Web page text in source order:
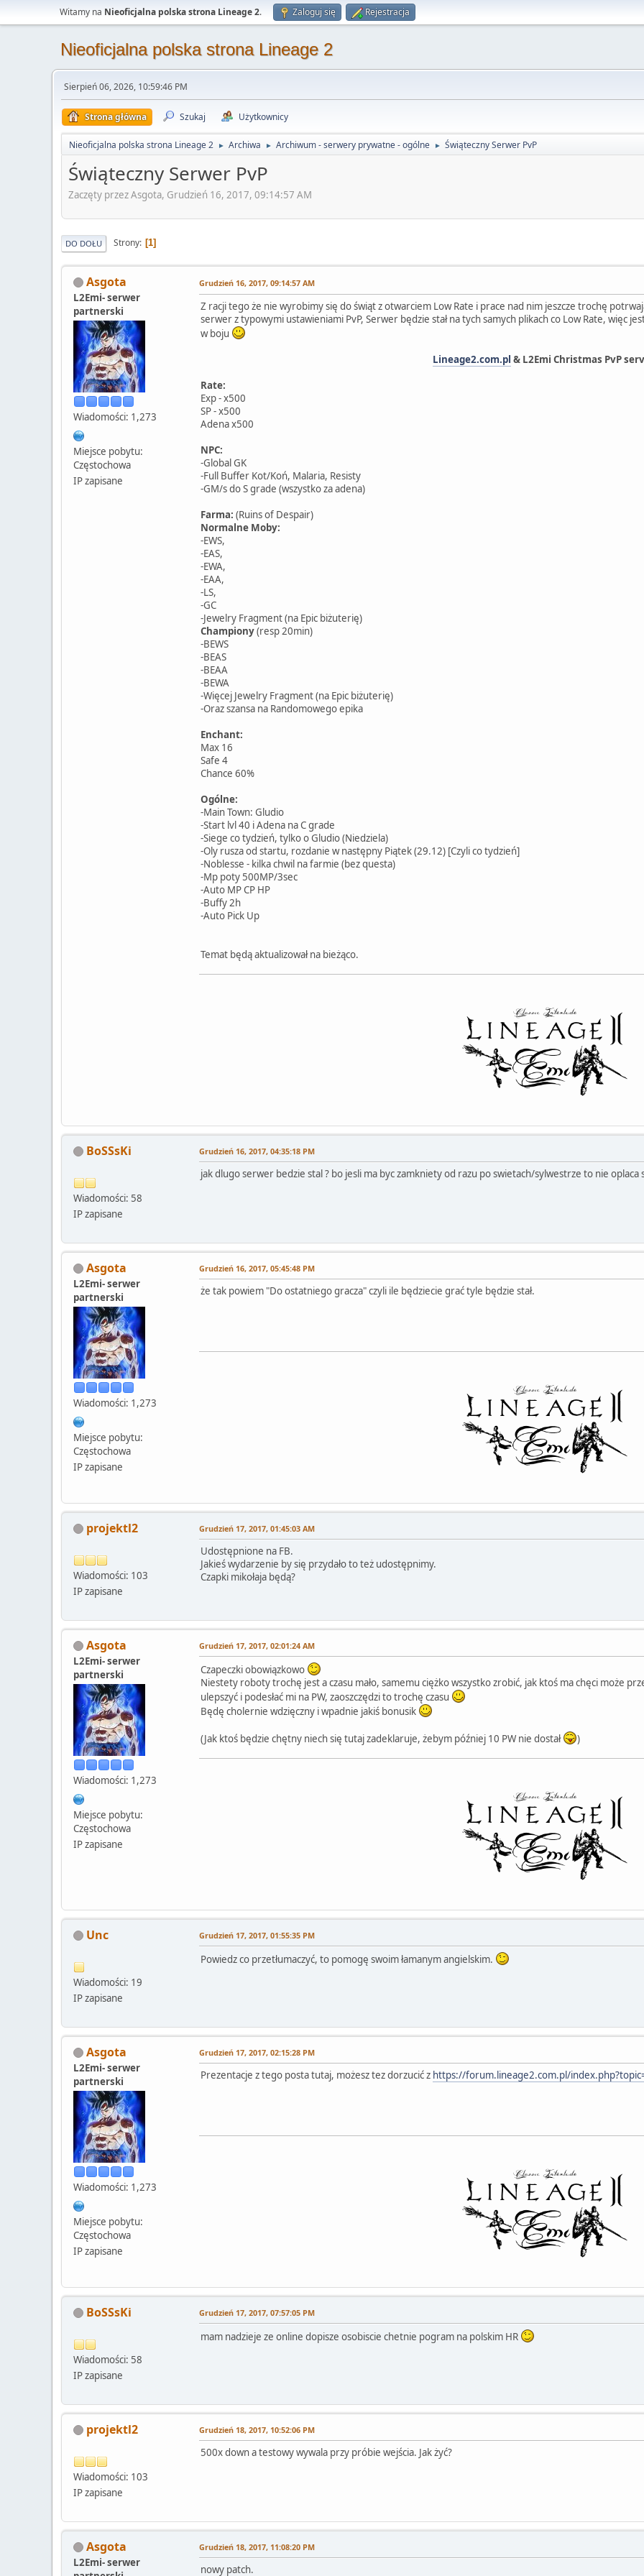
Witamy na Nieoficjalna polska strona Lineage 2. Zaloguj się Rejestracja
Nieoficjalna polska strona Lineage 2
Sierpień 06, 2026, 10:59:46 PM
Strona główna Szukaj Użytkownicy
Nieoficjalna polska strona Lineage 2 ► Archiwa ► Archiwum - serwery prywatne - ogólne ► Świąteczny Serwer PvP
Świąteczny Serwer PvP
Zaczęty przez Asgota, Grudzień 16, 2017, 09:14:57 AM
DO DOŁU Strony 1
Asgota
L2Emi- serwer
partnerski
Wiadomości: 1,273
Miejsce pobytu:
Częstochowa
IP zapisane
Grudzień 16, 2017, 09:14:57 AM
Z racji tego że nie wyrobimy się do świąt z otwarciem Low Rate i prace nad nim jeszcze trochę
serwer z typowymi ustawieniami PvP, Serwer będzie stał na tych samych plikach co Low Rate, więc
w boju
Lineage2.com.pl & L2Emi Christmas PvP
Rate:
Exp - x500
SP - x500
Adena x500
NPC:
-Global GK
-Full Buffer Kot/Koń, Malaria, Resisty
-GM/s do S grade (wszystko za adena)
Farma: (Ruins of Despair)
Normalne Moby:
-EWS,
-EAS,
-EWA,
-EAA,
-LS,
-GC
-Jewelry Fragment (na Epic biżuterię)
Championy(resp 20min)
-BEWS
-BEAS
-BEAA
-BEWA
-Więcej Jewelry Fragment (na Epic biżuterię)
-Oraz szansa na Randomowego epika
Enchant:
Max 16
Safe 4
Chance 60%
Ogólne:
-Main Town: Gludio
-Start lvl 40 i Adena na C grade
-Siege co tydzień, tylko o Gludio (Niedziela)
-Oly rusza od startu, rozdanie w następny Piątek (29.12) [Czyli co tydzień]
-Noblesse - kilka chwil na farmie (bez questa)
-Mp poty 500MP/3sec
-Auto MP CP HP
-Buffy 2h
-Auto Pick Up
Temat będą aktualizował na bieżąco.
BoSSsKi
Wiadomości: 58
IP zapisane
Grudzień 16, 2017, 04:35:18 PM
jak dlugo serwer bedzie stal ? bo jesli ma byc zamkniety od razu po swietach/sylwestrze to nie oplaca
Asgota
L2Emi- serwer
partnerski
Wiadomości: 1,273
Miejsce pobytu:
Częstochowa
IP zapisane
Grudzień 16, 2017, 05:45:48 PM
że tak powiem "Do ostatniego gracza" czyli ile będziecie grać tyle będzie stał.
projektl2
Wiadomości: 103
IP zapisane
Grudzień 17, 2017, 01:45:03 AM
Udostępnione na FB.
Jakieś wydarzenie by się przydało to też udostępnimy.
Czapki mikołaja będą?
Asgota
L2Emi- serwer
partnerski
Wiadomości: 1,273
Miejsce pobytu:
Częstochowa
IP zapisane
Grudzień 17, 2017, 02:01:24 AM
Czapeczki obowiązkowo
Niestety roboty trochę jest a czasu mało, samemu ciężko wszystko zrobić, jak ktoś ma chęci może
ulepszyć i podesłać mi na PW, zaoszczędzi to trochę czasu
Będę cholernie wdzięczny i wpadnie jakiś bonusik
(Jak ktoś będzie chętny niech się tutaj zadeklaruje, żebym później 10 PW nie dostał )
Unc
Wiadomości: 19
IP zapisane
Grudzień 17, 2017, 01:55:35 PM
Powiedz co przetłumaczyć, to pomogę swoim łamanym angielskim.
Asgota
L2Emi- serwer
partnerski
Wiadomości: 1,273
Miejsce pobytu:
Częstochowa
IP zapisane
Grudzień 17, 2017, 02:15:28 PM
Prezentacje z tego posta tutaj, możesz tez dorzucić z https://forum.lineage2.com.pl/
BoSSsKi
Wiadomości: 58
IP zapisane
Grudzień 17, 2017, 07:57:05 PM
mam nadzieje ze online dopisze osobiscie chetnie pogram na polskim HR
projektl2
Wiadomości: 103
IP zapisane
Grudzień 18, 2017, 10:52:06 PM
500x down a testowy wywala przy próbie wejścia. Jak żyć?
Asgota
L2Emi- serwer
Grudzień 18, 2017, 11:08:20 PM
nowy patch.